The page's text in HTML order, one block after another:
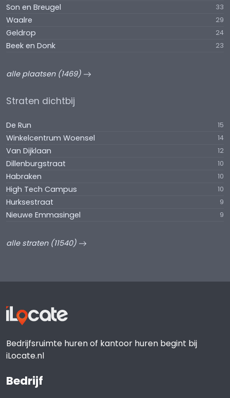
Son en Breugel 33
Waalre 29
Geldrop 24
Beek en Donk 23
alle plaatsen (1469)
Straten dichtbij
De Run 15
Winkelcentrum Woensel 14
Van Dijklaan 12
Dillenburgstraat 10
Habraken 10
High Tech Campus 10
Hurksestraat 9
Nieuwe Emmasingel 9
alle straten (11540)
Bedrijfsruimte huren of kantoor huren begint bij
iLocate.nl
Bedrijf